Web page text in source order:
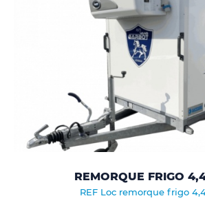
REMORQUE FRIGO
REF Loc remorque frigo